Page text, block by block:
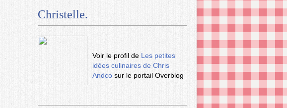
Christelle.
Voir le profil de Les petites
idées culinaires de Chris
Andco sur le portail Overblog